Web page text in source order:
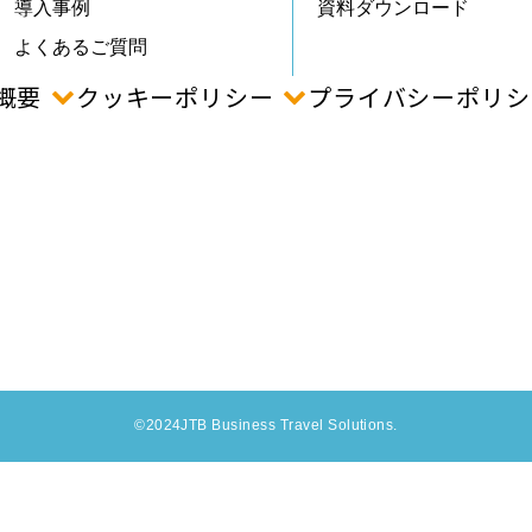
導入事例
よくあるご質問
資料ダウンロード
要 クッキーポリシー プライバシーポリ
©2024JTB Business Travel Solutions.